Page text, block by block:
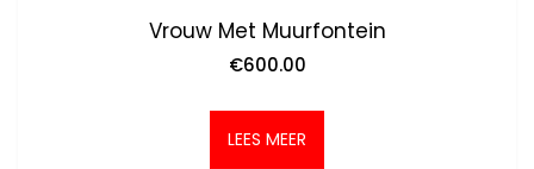
Vrouw Met Muurfontein
€600.00
LEES MEER